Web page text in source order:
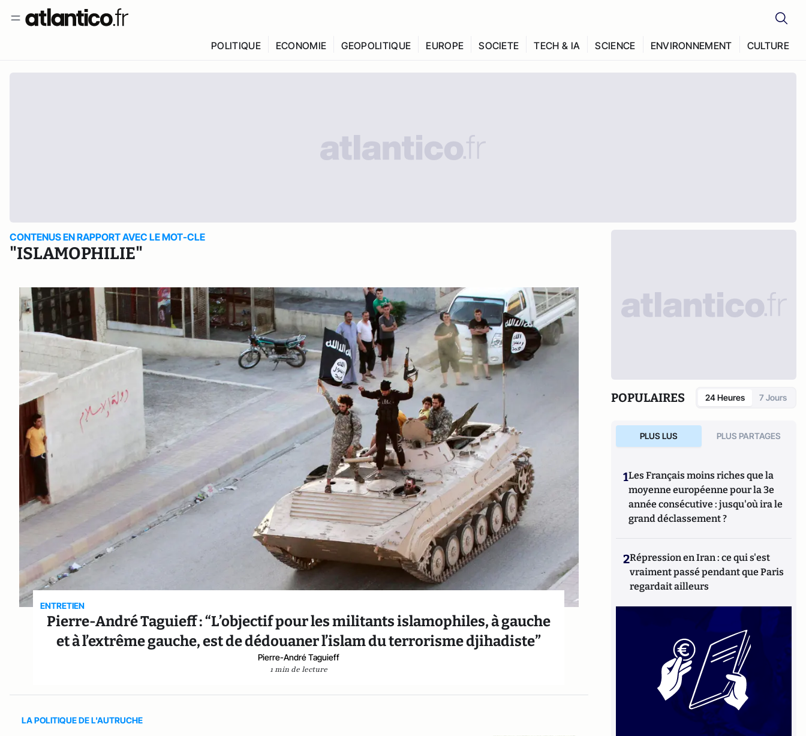
POLITIQUE ECONOMIE GEOPOLITIQUE EUROPE SOCIETE TECH & IA SCIENCE ENVIRONNEMENT CULTURE
CONTENUS EN RAPPORT AVEC LE MOT-CLE
"ISLAMOPHILIE"
ENTRETIEN
Pierre-André Taguieff : “L’objectif pour les militants islamophiles, à gauche
et à l’extrême gauche, est de dédouaner l’islam du terrorisme djihadiste”
Pierre-André Taguieff
1 min de lecture
LA POLITIQUE DE L'AUTRUCHE
POPULAIRES 24 Heures 7 Jours
PLUS LUS PLUS PARTAGES
1Les Français moins riches que la
moyenne européenne pour la 3e
année consécutive : jusqu'où ira le
grand déclassement ?
2Répression en Iran : ce qui s'est
vraiment passé pendant que Paris
regardait ailleurs